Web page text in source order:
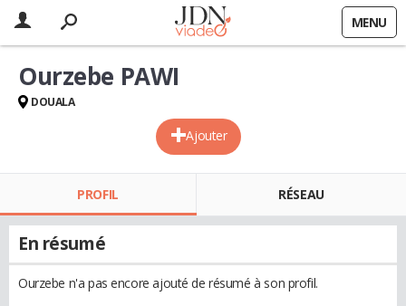
MENU
Ajouter
Ourzebe PAWI
DOUALA
PROFIL RÉSEAU
En résumé
Ourzebe n'a pas encore ajouté de résumé à son profil.